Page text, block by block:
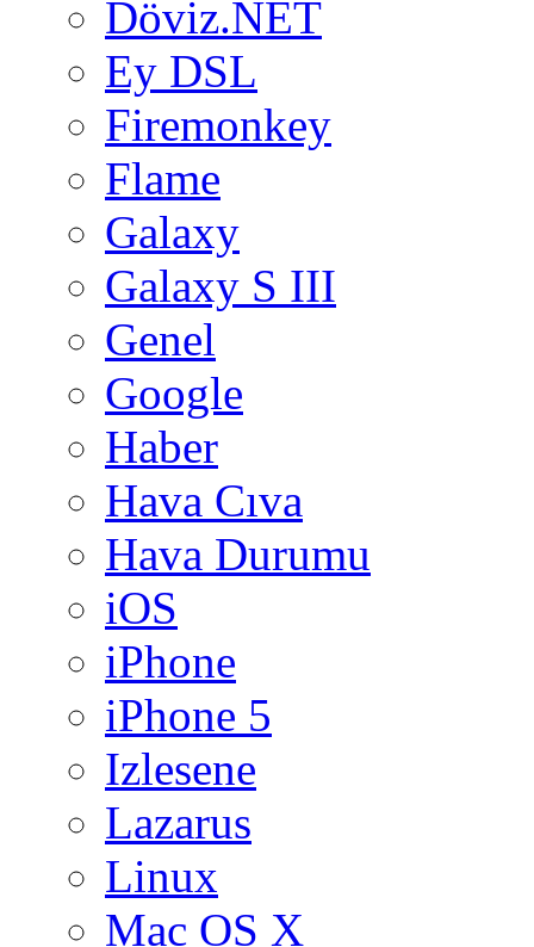
Döviz.NET
Ey DSL
Firemonkey
Flame
Galaxy
Galaxy S III
Genel
Google
Haber
Hava Cıva
Hava Durumu
iOS
iPhone
iPhone 5
Izlesene
Lazarus
Linux
Mac OS X